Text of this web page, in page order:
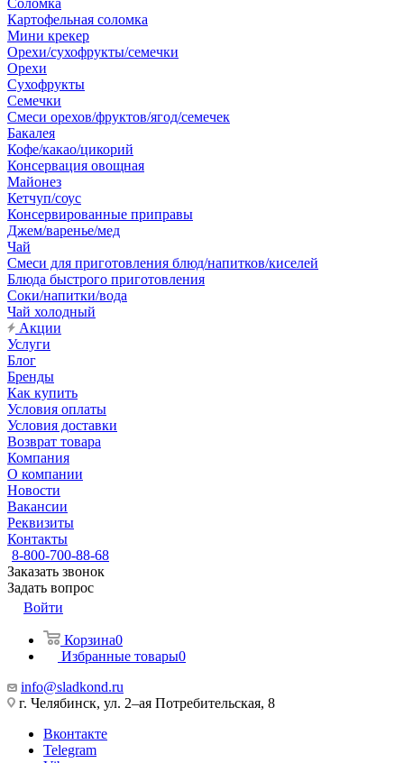
Соломка
Картофельная соломка
Мини крекер
Орехи/сухофрукты/семечки
Орехи
Сухофрукты
Семечки
Смеси орехов/фруктов/ягод/семечек
Бакалея
Кофе/какао/цикорий
Консервация овощная
Майонез
Кетчуп/соус
Консервированные приправы
Джем/варенье/мед
Чай
Смеси для приготовления блюд/напитков/киселей
Блюда быстрого приготовления
Соки/напитки/вода
Чай холодный
Акции
Услуги
Блог
Бренды
Как купить
Условия оплаты
Условия доставки
Возврат товара
Компания
О компании
Новости
Вакансии
Реквизиты
Контакты
8-800-700-88-68
Заказать звонок
Задать вопрос
Войти
Корзина0
Избранные товары0
info@sladkond.ru
г. Челябинск, ул. 2–ая Потребительская, 8
Вконтакте
Telegram